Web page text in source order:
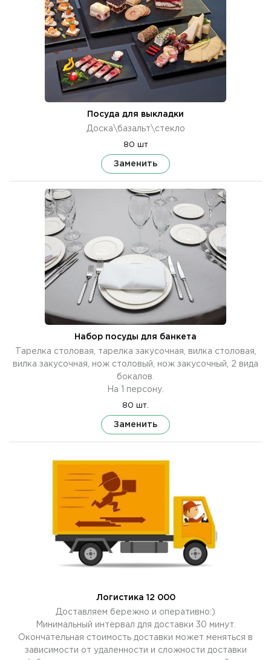
Посуда для выкладки
Доска\базальт\стекло
80 шт
Заменить
Набор посуды для банкета
Тарелка столовая, тарелка закусочная, вилка столовая,
вилка закусочная, нож столовый, нож закусочный, 2 вида
бокалов.
На 1 персону.
80 шт.
Заменить
Логистика 12 000
Доставляем бережно и оперативно:)
Минимальный интервал для доставки 30 минут.
Окончательная стоимость доставки может меняться в
зависимости от удаленности и сложности доставки